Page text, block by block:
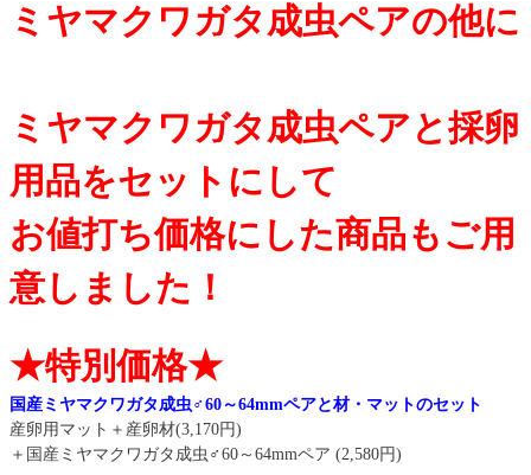
ミヤマクワガタ成虫ペアの他に
ミヤマクワガタ成虫ペアと採卵
用品をセットにして
お値打ち価格にした商品もご用
意しました！
★特別価格★
国産ミヤマクワガタ成虫♂60～64mmペアと材・マットのセット
産卵用マット＋産卵材(3,170円)
＋国産ミヤマクワガタ成虫♂60～64mmペア (2,580円)